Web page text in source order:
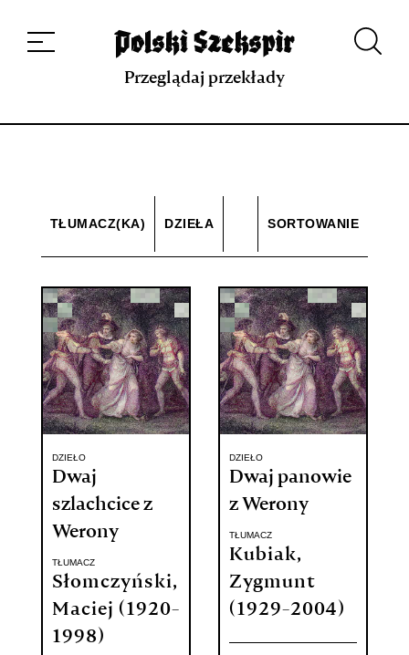
projekcie
Kontakt Indeks strony Aplikacja
Repozytorium XIX w.
Przeglądaj przekłady
TŁUMACZ(KA) DZIEŁA SORTOWANIE
DZIEŁO
Dwaj
szlachcice z
Werony
TŁUMACZ
Słomczyński,
Maciej (1920-
1998)
DZIEŁO
Dwaj panowie
z Werony
TŁUMACZ
Kubiak,
Zygmunt
(1929-2004)